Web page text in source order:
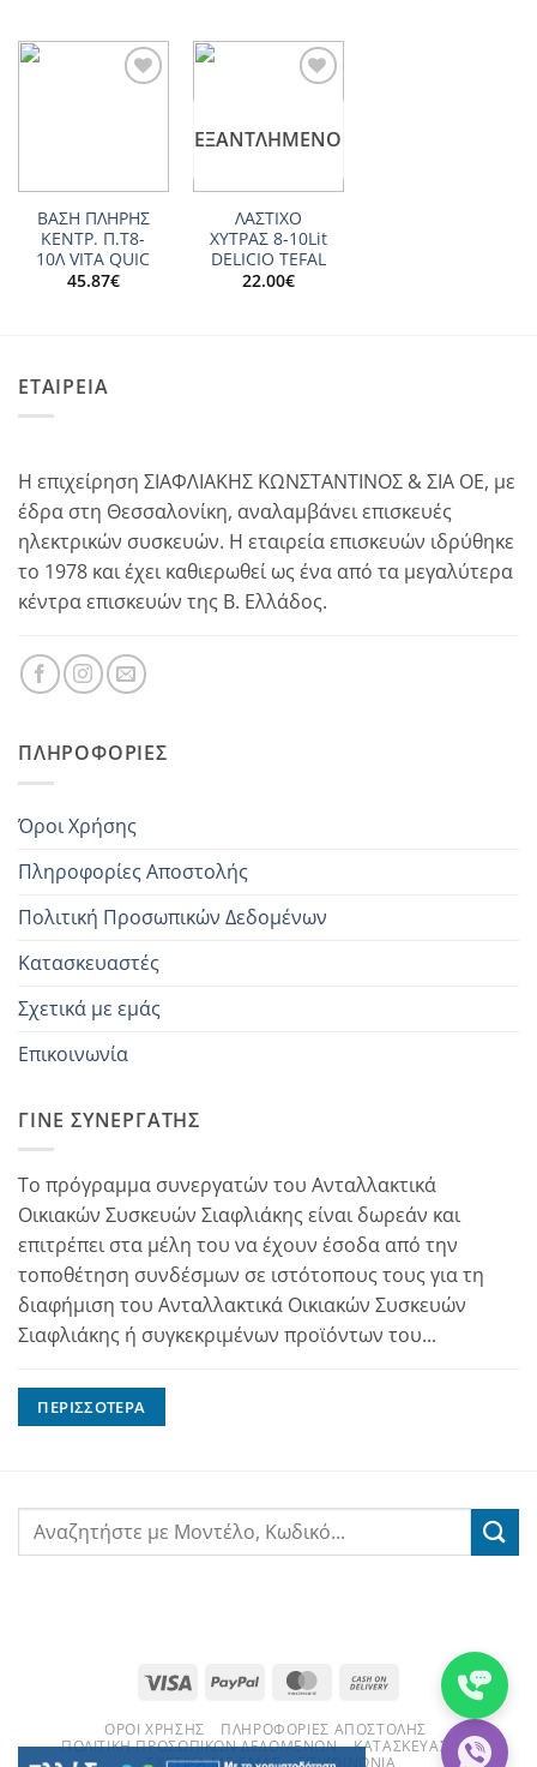
ΒΑΣΗ ΠΛΗΡΗΣ
ΚΕΝΤΡ. Π.Τ8-
10Λ VITA QUIC
45.87€
ΕΞΑΝΤΛΗΜΈΝΟ
ΛΑΣΤΙΧΟ
ΧΥΤΡΑΣ 8-10Lit
DELICIO TEFAL
22.00€
ΕΤΑΙΡΕΙΑ
Η επιχείρηση ΣΙΑΦΛΙΑΚΗΣ ΚΩΝΣΤΑΝΤΙΝΟΣ & ΣΙΑ ΟΕ, με
έδρα στη Θεσσαλονίκη, αναλαμβάνει επισκευές
ηλεκτρικών συσκευών. Η εταιρεία επισκευών ιδρύθηκε
το 1978 και έχει καθιερωθεί ως ένα από τα μεγαλύτερα
κέντρα επισκευών της Β. Ελλάδος.
ΠΛΗΡΟΦΟΡΊΕΣ
Όροι Χρήσης
Πληροφορίες Αποστολής
Πολιτική Προσωπικών Δεδομένων
Κατασκευαστές
Σχετικά με εμάς
Επικοινωνία
ΓΊΝΕ ΣΥΝΕΡΓΆΤΗΣ
Το πρόγραμμα συνεργατών του Ανταλλακτικά
Οικιακών Συσκευών Σιαφλιάκης είναι δωρεάν και
επιτρέπει στα μέλη του να έχουν έσοδα από την
τοποθέτηση συνδέσμων σε ιστότοπους τους για τη
διαφήμιση του Ανταλλακτικά Οικιακών Συσκευών
Σιαφλιάκης ή συγκεκριμένων προϊόντων του...
ΠΕΡΙΣΣΌΤΕΡΑ
Visa PayPal MasterCard
Delivery
ΌΡΟΙ ΧΡΉΣΗΣ
ΠΛΗΡΟΦΟΡΊΕΣ ΑΠΟΣΤΟΛΉΣ
ΠΟΛΙΤΙΚΉ ΠΡΟΣΩΠΙΚΏΝ ΔΕΔΟΜΈΝΩΝ
ΚΑΤΑΣΚΕΥΑΣΤΈΣ